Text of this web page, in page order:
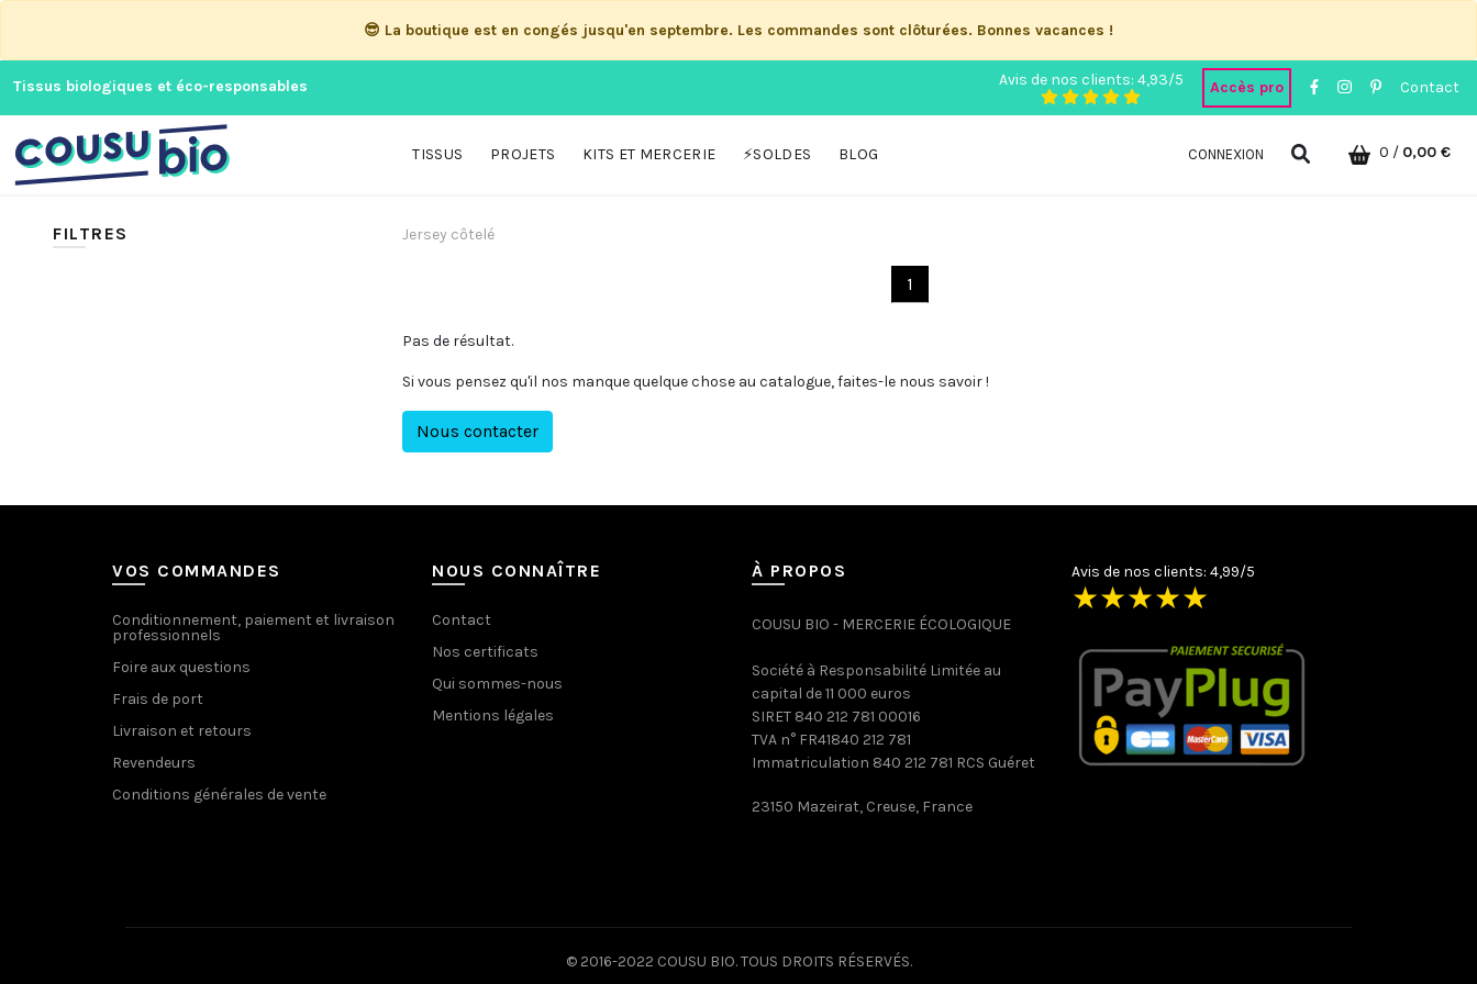
😎 La boutique est en congés jusqu'en septembre. Les commandes sont clôturées. Bonnes vacances !
Tissus biologiques et éco-responsables Avis de nos clients: 4,93/5 Accès pro Contact
TISSUS PROJETS KITS ET MERCERIE ⚡SOLDES BLOG CONNEXION 0 / 0,00 €
FILTRES Jersey côtelé
1
Pas de résultat.
Si vous pensez qu'il nos manque quelque chose au catalogue, faites-le nous savoir !
Nous contacter
VOS COMMANDES
Conditionnement, paiement et livraison
professionnels
Foire aux questions
Frais de port
Livraison et retours
Revendeurs
Conditions générales de vente
NOUS CONNAÎTRE
Contact
Nos certificats
Qui sommes-nous
Mentions légales
À PROPOS
COUSU BIO - MERCERIE ÉCOLOGIQUE
Société à Responsabilité Limitée au
capital de 11 000 euros
SIRET 840 212 781 00016
TVA n° FR41840 212 781
Immatriculation 840 212 781 RCS Guéret
23150 Mazeirat, Creuse, France
Avis de nos clients: 4,99/5
★★★★★
© 2016-2022 COUSU BIO. TOUS DROITS RÉSERVÉS.